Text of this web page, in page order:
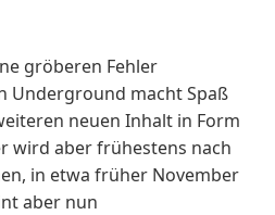
gröberen Fehler
Underground macht Spaß
neuen Inhalt in Form
wird aber frühestens nach
in etwa früher November
aber nun